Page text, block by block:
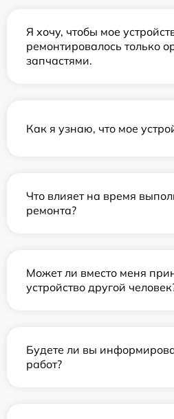
Я хочу, чтобы мое
ремонтировалось только
запчастями.
Как я узнаю, что мое
Что влияет на время
ремонта?
Может ли вместо меня
устройство другой
Будете ли вы
работ?